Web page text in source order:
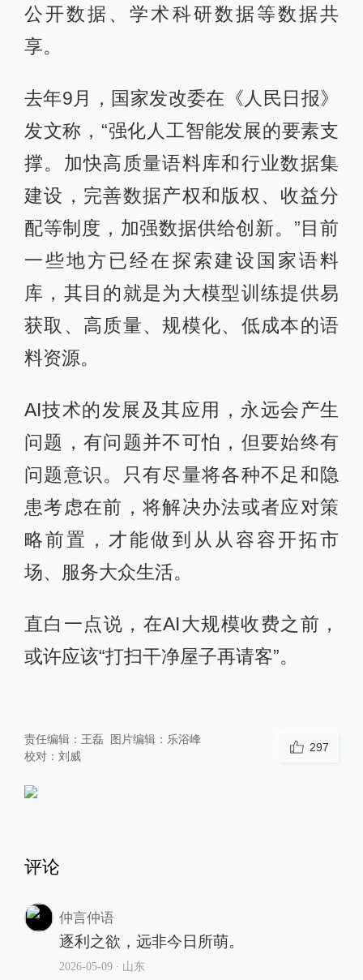
公开数据、学术科研数据等数据共
享。
去年9月，国家发改委在《人民日报》
发文称，“强化人工智能发展的要素支
撑。加快高质量语料库和行业数据集
建设，完善数据产权和版权、收益分
配等制度，加强数据供给创新。”目前
一些地方已经在探索建设国家语料
库，其目的就是为大模型训练提供易
获取、高质量、规模化、低成本的语
料资源。
AI技术的发展及其应用，永远会产生
问题，有问题并不可怕，但要始终有
问题意识。只有尽量将各种不足和隐
患考虑在前，将解决办法或者应对策
略前置，才能做到从从容容开拓市
场、服务大众生活。
直白一点说，在AI大规模收费之前，
或许应该“打扫干净屋子再请客”。
责任编辑： 王磊 图片编辑： 乐浴峰
校对： 刘威
297
评论
仲言仲语
逐利之欲，远非今日所萌。
2026-05-09∙ 山东